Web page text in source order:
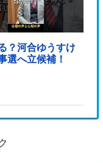
？河合ゆうすけ
選へ立候補！